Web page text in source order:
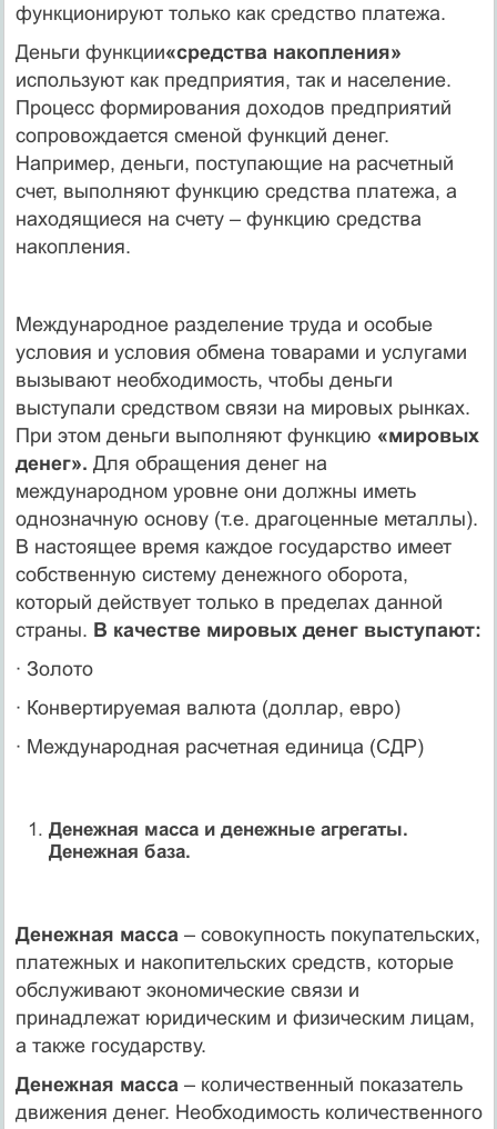
функционируют только как средство платежа.
Деньги функции«средства накопления»
используют как предприятия, так и население.
Процесс формирования доходов предприятий
сопровождается сменой функций денег.
Например, деньги, поступающие на расчетный
счет, выполняют функцию средства платежа, а
находящиеся на счету – функцию средства
накопления.
Международное разделение труда и особые
условия и условия обмена товарами и услугами
вызывают необходимость, чтобы деньги
выступали средством связи на мировых рынках.
При этом деньги выполняют функцию «мировых
денег». Для обращения денег на
международном уровне они должны иметь
однозначную основу (т.е. драгоценные металлы).
В настоящее время каждое государство имеет
собственную систему денежного оборота,
который действует только в пределах данной
страны. В качестве мировых денег выступают:
· Золото
· Конвертируемая валюта (доллар, евро)
· Международная расчетная единица (СДР)
Денежная масса и денежные агрегаты.
Денежная база.
Денежная масса – совокупность покупательских,
платежных и накопительских средств, которые
обслуживают экономические связи и
принадлежат юридическим и физическим лицам,
а также государству.
Денежная масса – количественный показатель
движения денег. Необходимость количественного